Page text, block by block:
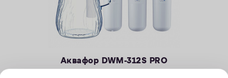
Аквафор DWM-312S PRO